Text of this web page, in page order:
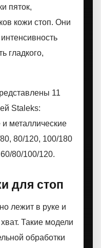
пяток,
кожи стоп. Они
гладкого,
11
Staleks:
металлические
80/120, 100/180
80/100/120.
для стоп
лежит в руке и
Такие модели
обработки